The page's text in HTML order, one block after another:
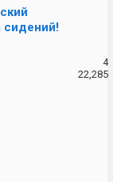
сидений!
4
22,285